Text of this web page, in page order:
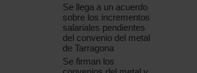
Se llega a un acuerdo
sobre los incrementos
salariales pendientes
del convenio del metal
de Tarragona
Se firman los